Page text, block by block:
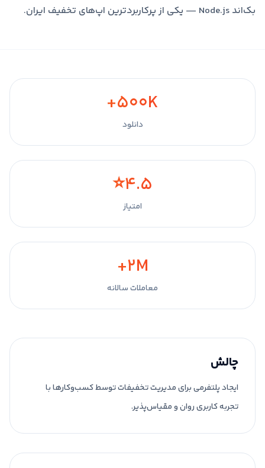
بک‌اند Node.js — یکی از پرکاربردترین اپ‌های تخفیف ایران.
۵۰۰K+
دانلود
۴.۵⭐
امتیاز
۲M+
معاملات سالانه
چالش
ایجاد پلتفرمی برای مدیریت تخفیفات توسط کسب‌وکار‌ها با
تجربه کاربری روان و مقیاس‌پذیر.